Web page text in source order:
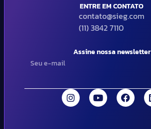
ENTRE EM CONTATO
contato@sieg.com
(11) 3842 7110
Assine nossa newsletter